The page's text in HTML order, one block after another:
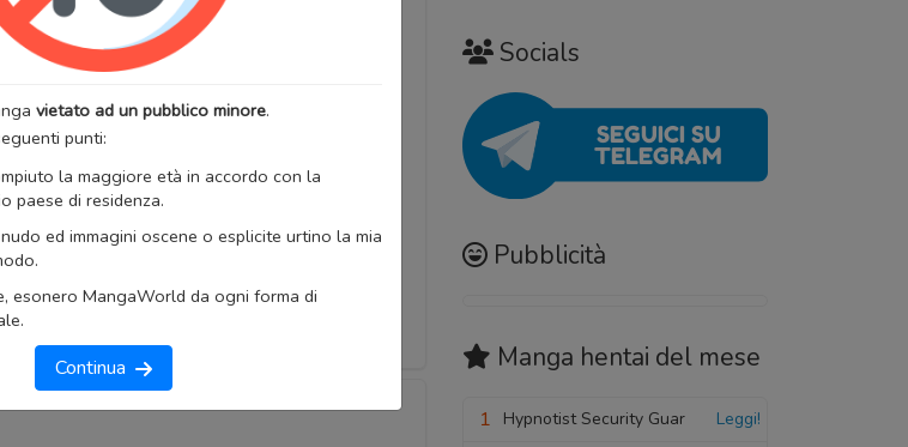
vietato ad un pubblico minore.
punti:
la maggiore età in accordo con la
paese di residenza.
ed immagini oscene o esplicite urtino la mia
esonero MangaWorld da ogni forma di
Continua
Artista:Deulsum
Stato:Finito
capitoli
capitolo
Socials
Pubblicità
Manga hentai del mese
1 Hypnotist Security Guar Leggi!